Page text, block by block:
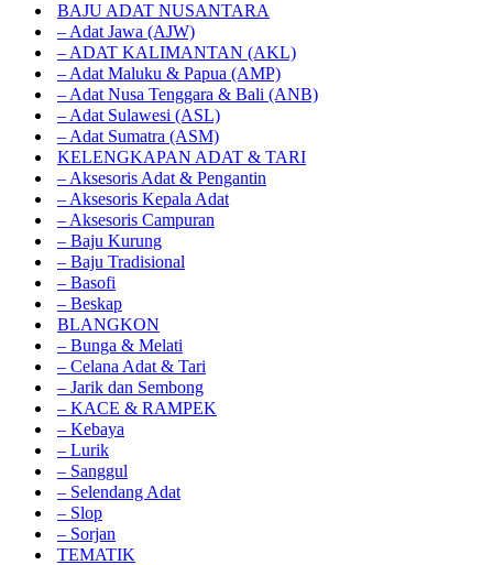
BAJU ADAT NUSANTARA
– Adat Jawa (AJW)
– ADAT KALIMANTAN (AKL)
– Adat Maluku & Papua (AMP)
– Adat Nusa Tenggara & Bali (ANB)
– Adat Sulawesi (ASL)
– Adat Sumatra (ASM)
KELENGKAPAN ADAT & TARI
– Aksesoris Adat & Pengantin
– Aksesoris Kepala Adat
– Aksesoris Campuran
– Baju Kurung
– Baju Tradisional
– Basofi
– Beskap
BLANGKON
– Bunga & Melati
– Celana Adat & Tari
– Jarik dan Sembong
– KACE & RAMPEK
– Kebaya
– Lurik
– Sanggul
– Selendang Adat
– Slop
– Sorjan
TEMATIK